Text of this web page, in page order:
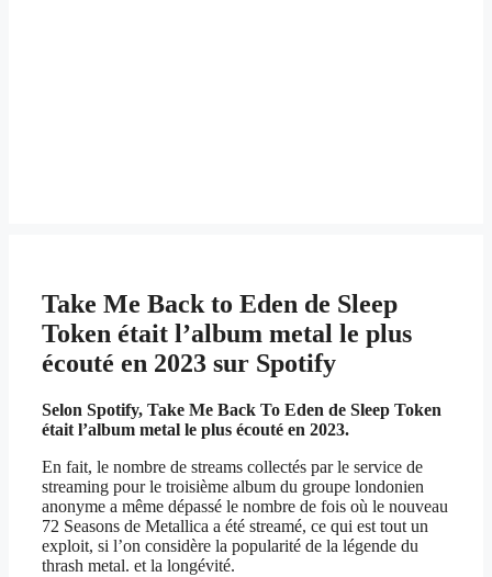
Take Me Back to Eden de Sleep
Token était l’album metal le plus
écouté en 2023 sur Spotify
Selon Spotify, Take Me Back To Eden de Sleep Token
était l’album metal le plus écouté en 2023.
En fait, le nombre de streams collectés par le service de
streaming pour le troisième album du groupe londonien
anonyme a même dépassé le nombre de fois où le nouveau
72 Seasons de Metallica a été streamé, ce qui est tout un
exploit, si l’on considère la popularité de la légende du
thrash metal. et la longévité.